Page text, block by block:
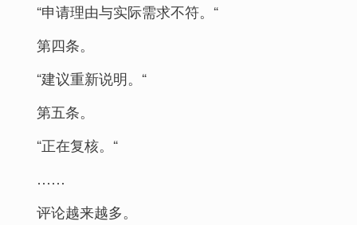
“申请理由与实际需求不符。“
第四条。
“建议重新说明。“
第五条。
“正在复核。“
……
评论越来越多。